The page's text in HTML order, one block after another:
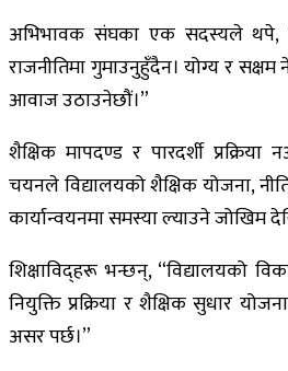
अभिभावक संघका एक सदस्यले थपे,
राजनीतिमा गुमाउनुहुँदैन। योग्य र
आवाज उठाउनेछौं।”
शैक्षिक मापदण्ड र पारदर्शी
चयनले विद्यालयको शैक्षिक योजना,
कार्यान्वयनमा समस्या ल्याउने जोखिम
शिक्षाविद्हरू भन्छन्, “विद्यालयको
नियुक्ति प्रक्रिया र शैक्षिक सुधार
असर पर्छ।”